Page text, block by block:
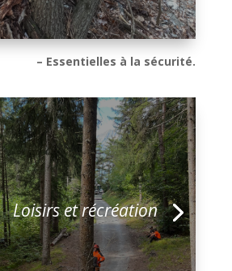
– Essentielles à la sécurité.
Loisirs et récréation